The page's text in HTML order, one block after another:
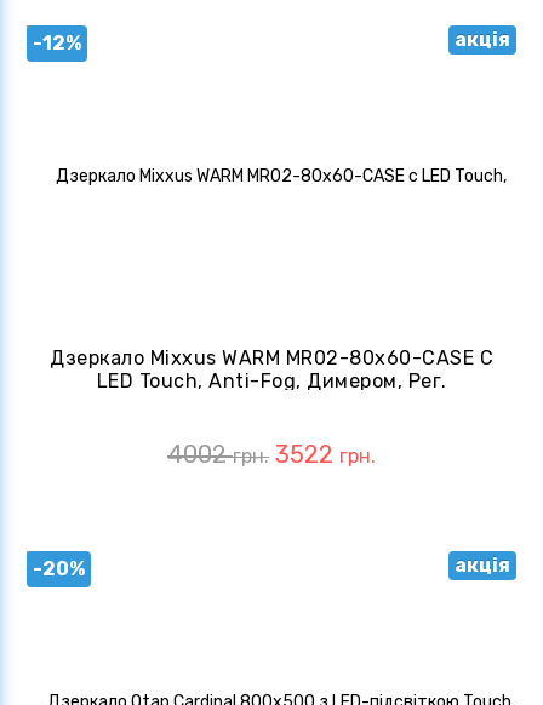
-12% акція
Дзеркало Mixxus WARM MR02-80x60-CASE С
LED Touch, Anti-Fog, Димером, Рег.
4002грн. 3522 грн.
-20% акція